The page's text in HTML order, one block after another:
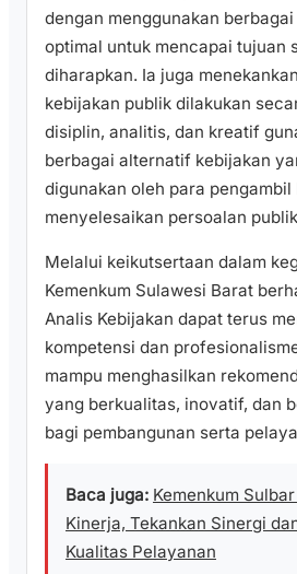
dengan menggunakan
optimal untuk mencapai tujuan
diharapkan. Ia juga
kebijakan publik dilakukan
disiplin, analitis, dan kreatif
berbagai alternatif kebijakan
digunakan oleh para pengambil
menyelesaikan persoalan
Melalui keikutsertaan dalam
Kemenkum Sulawesi Barat
Analis Kebijakan dapat terus
kompetensi dan
mampu menghasilkan
yang berkualitas, inovatif, dan
bagi pembangunan serta
Baca juga: Kemenkum
Kinerja, Tekankan Sinergi
Kualitas Pelayanan